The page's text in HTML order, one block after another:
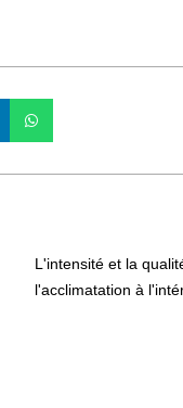
L'intensité et la
l'acclimatation à